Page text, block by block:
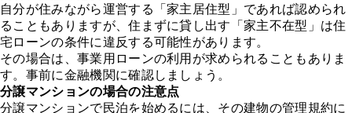
自分が住みながら運営する「家主居住型」であれば認められ
ることもありますが、住まずに貸し出す「家主不在型」は住
宅ローンの条件に違反する可能性があります。
その場合は、事業用ローンの利用が求められることもありま
す。事前に金融機関に確認しましょう。
分譲マンションの場合の注意点
分譲マンションで民泊を始めるには、その建物の管理規約に